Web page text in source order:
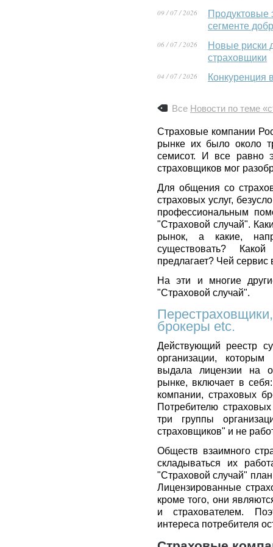
09 / 07 / 2026
Продуктовые
сегменте
06 / 07 / 2026
Новые риски
страховщики
04 / 07 / 2026 Конкуренция
Все Новости по теме
Страховые компании
рынке их было около
семисот. И все равно
страховщиков мог
Для общения со
страховых услуг,
профессиональным
"Страховой случай".
рынок, а какие,
существовать?
предлагает? Чей
На эти и многие
"Страховой случай".
брокеры etc.
Действующий реестр
организации,
выдала лицензии на
рынке, включает в
компании, страховых
Потребителю
три группы
страховщиков" и не
Обществ взаимного
складываться их
"Страховой случай"
Лицензированные
кроме того, они
и страхователем.
интереса потребителя